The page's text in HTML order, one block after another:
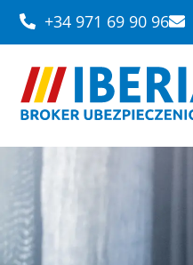
+34 971 69 90 96